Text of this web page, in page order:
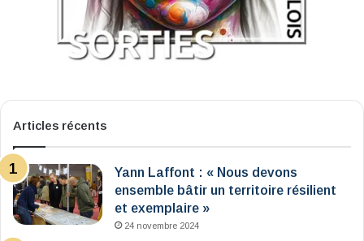
Articles récents
Yann Laffont : « Nous devons
ensemble bâtir un territoire résilient
et exemplaire »
24 novembre 2024